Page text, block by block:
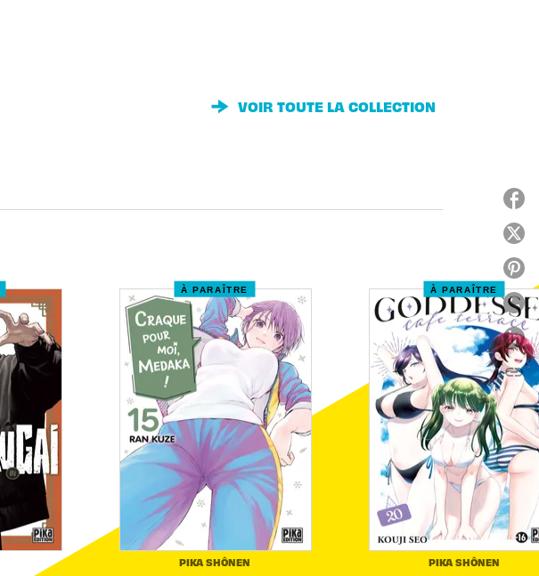
VOIR TOUTE LA COLLECTION
À PARAÎTRE
PIKA SHÔNEN
À PARAÎTRE
PIKA SHÔNEN
link